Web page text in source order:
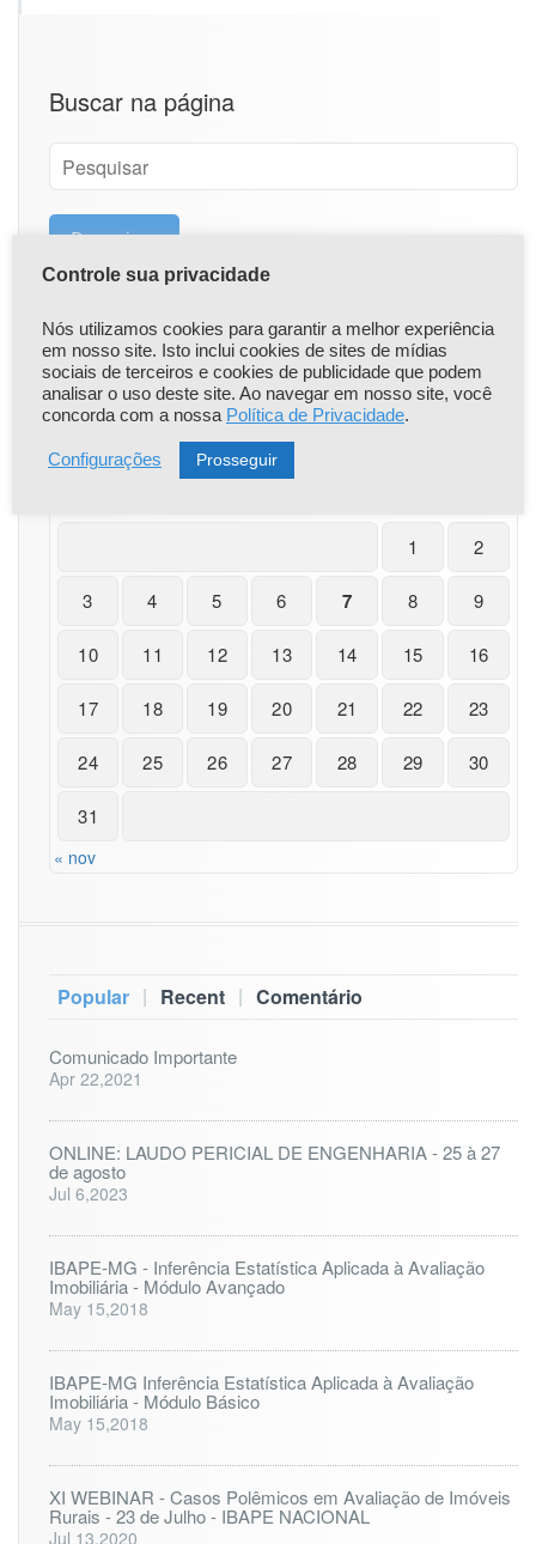
ç
i
a
g
n
c
s
7,
8
2
d
v
m
r
–
i
e/
Buscar na página
Calendário
agosto 2026
1 2
3 4 5 6 7 8 9
10 11 12 13 14 15 16
17 18 19 20 21 22 23
24 25 26 27 28 29 30
31
« nov
Popular | Recent | Comentário
Comunicado Importante
Apr 22,2021
ONLINE: LAUDO PERICIAL DE ENGENHARIA - 25 à 27
de agosto
Jul 6,2023
IBAPE-MG - Inferência Estatística Aplicada à Avaliação
Imobiliária - Módulo Avançado
May 15,2018
IBAPE-MG Inferência Estatística Aplicada à Avaliação
Imobiliária - Módulo Básico
May 15,2018
XI WEBINAR - Casos Polêmicos em Avaliação de Imóveis
Rurais - 23 de Julho - IBAPE NACIONAL
Jul 13,2020
Controle sua privacidade
Nós utilizamos cookies para garantir a melhor experiência
em nosso site. Isto inclui cookies de sites de mídias
sociais de terceiros e cookies de publicidade que podem
analisar o uso deste site. Ao navegar em nosso site, você
concorda com a nossa Política de Privacidade.
Configurações Prosseguir